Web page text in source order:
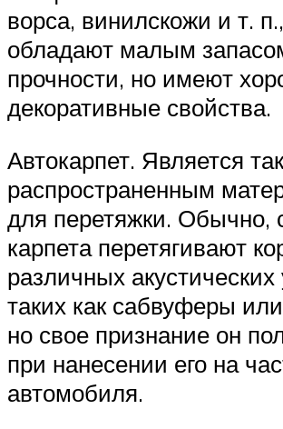
ворса, винилскожи и т.
обладают малым
прочности, но имеют
декоративные свойства.
Автокарпет. Является
распространенным
для перетяжки.
карпета перетягивают
различных акустических
таких как сабвуферы
но свое признание он
при нанесении его на
автомобиля.